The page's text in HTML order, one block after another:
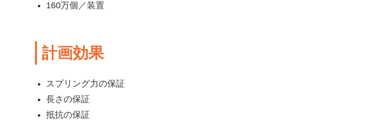
160万個／装置
計画効果
スプリング力の保証
長さの保証
抵抗の保証